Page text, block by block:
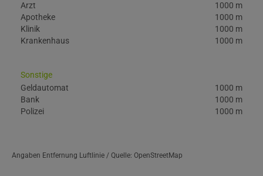
Arzt
1000 m
Apotheke
1000 m
Klinik
1000 m
Krankenhaus
1000 m
Sonstige
Geldautomat
1000 m
Bank
1000 m
Polizei
1000 m
Angaben Entfernung Luftlinie / Quelle: OpenStreetMap